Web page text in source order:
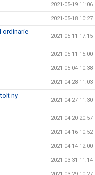
2021-05-19 11:06
2021-05-18 10:27
ordinarie
2021-05-11 17:15
2021-05-11 15:00
2021-05-04 10:38
2021-04-28 11:03
ny
2021-04-27 11:30
2021-04-20 20:57
2021-04-16 10:52
2021-04-14 12:00
2021-03-31 11:14